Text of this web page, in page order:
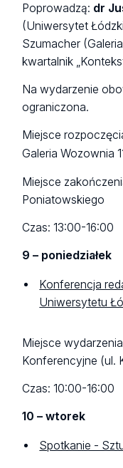
Poprowadzą: dr
(Uniwersytet
Szumacher
kwartalnik
Na wydarzenie
ograniczona.
Miejsce
Galeria Wozownia
Miejsce
Poniatowskiego
Czas: 13:00-16:00
9 – poniedziałek
Konferencja
Uniwersytetu
Miejsce
Konferencyjne (ul.
Czas: 10:00-16:00
10 – wtorek
Spotkanie -